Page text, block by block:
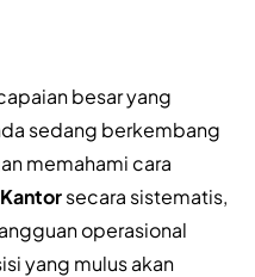
besar yang
sedang berkembang
memahami cara
secara sistematis,
operasional
yang mulus akan